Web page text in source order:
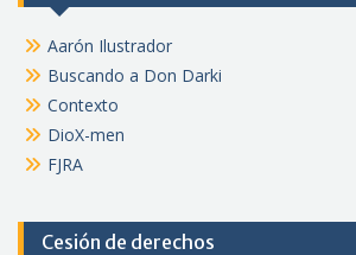
Aarón Ilustrador
Buscando a Don Darki
Contexto
DioX-men
FJRA
Cesión de derechos